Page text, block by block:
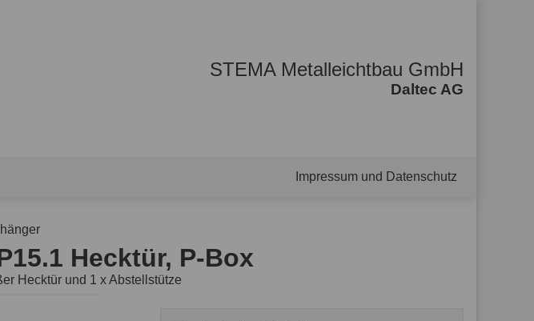
STEMA Metalleichtbau GmbH
Daltec AG
Impressum und Datenschutz
Hecktür, P-Box
Hecktür und 1 x Abstellstütze